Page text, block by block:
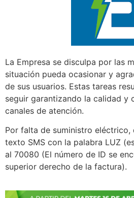
La Empresa se disculpa por las
situación pueda ocasionar y
de sus usuarios. Estas tareas
seguir garantizando la calidad y
canales de atención.
Por falta de suministro eléctrico,
texto SMS con la palabra LUZ
al 70080 (El número de ID se
superior derecho de la factura).